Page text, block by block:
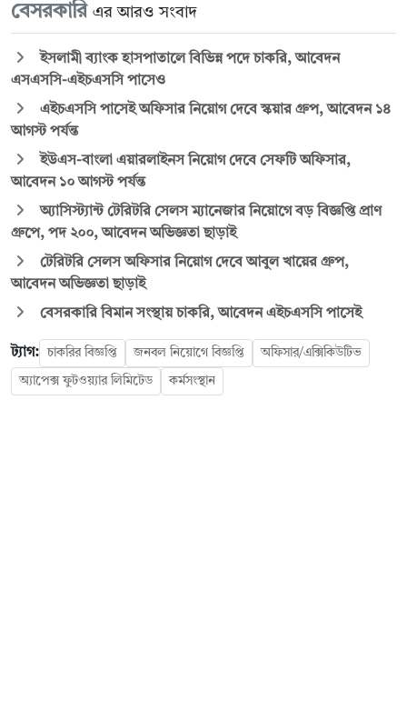
বেসরকারি এর আরও সংবাদ
ইসলামী ব্যাংক হাসপাতালে বিভিন্ন পদে চাকরি, আবেদন
এসএসসি-এইচএসসি পাসেও
এইচএসসি পাসেই অফিসার নিয়োগ দেবে স্কয়ার গ্রুপ, আবেদন ১৪
আগস্ট পর্যন্ত
ইউএস-বাংলা এয়ারলাইনস নিয়োগ দেবে সেফটি অফিসার,
আবেদন ১০ আগস্ট পর্যন্ত
অ্যাসিস্ট্যান্ট টেরিটরি সেলস ম্যানেজার নিয়োগে বড় বিজ্ঞপ্তি প্রাণ
গ্রুপে, পদ ২০০, আবেদন অভিজ্ঞতা ছাড়াই
টেরিটরি সেলস অফিসার নিয়োগ দেবে আবুল খায়ের গ্রুপ,
আবেদন অভিজ্ঞতা ছাড়াই
বেসরকারি বিমান সংস্থায় চাকরি, আবেদন এইচএসসি পাসেই
ট্যাগ: চাকরির বিজ্ঞপ্তি জনবল নিয়োগে বিজ্ঞপ্তি অফিসার/এক্সিকিউটিভ
অ্যাপেক্স ফুটওয়্যার লিমিটেড কর্মসংস্থান